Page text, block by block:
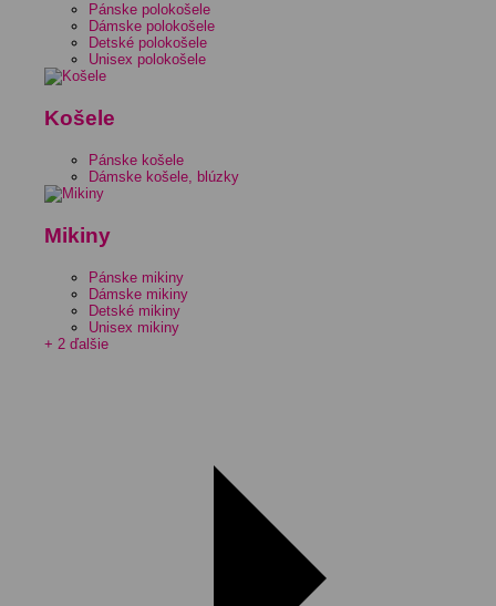
Pánske polokošele
Dámske polokošele
Detské polokošele
Unisex polokošele
Košele
Pánske košele
Dámske košele, blúzky
Mikiny
Pánske mikiny
Dámske mikiny
Detské mikiny
Unisex mikiny
+ 2 ďalšie